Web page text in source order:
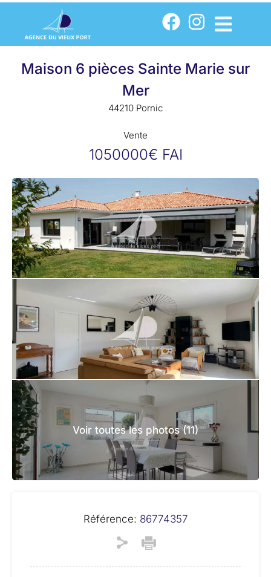
Maison 6 pièces Sainte Marie sur
Mer
44210 Pornic
Vente
1050000€ FAI
Voir toutes les photos (11)
Référence: 86774357